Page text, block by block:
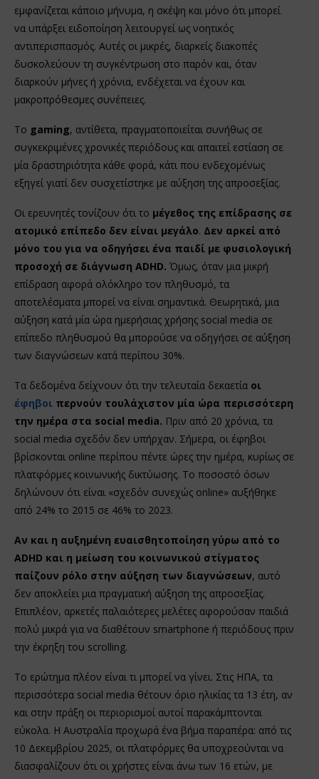
εμφανίζεται κάποιο μήνυμα, η σκέψη και μόνο ότι μπορεί
να υπάρξει ειδοποίηση λειτουργεί ως νοητικός
αντιπερισπασμός. Αυτές οι μικρές, διαρκείς διακοπές
δυσκολεύουν τη συγκέντρωση στο παρόν και, όταν
διαρκούν μήνες ή χρόνια, ενδέχεται να έχουν και
μακροπρόθεσμες συνέπειες.
Το gaming, αντίθετα, πραγματοποιείται συνήθως σε
συγκεκριμένες χρονικές περιόδους και απαιτεί εστίαση σε
μία δραστηριότητα κάθε φορά, κάτι που ενδεχομένως
εξηγεί γιατί δεν συσχετίστηκε με αύξηση της απροσεξίας.
Οι ερευνητές τονίζουν ότι το μέγεθος της επίδρασης σε
ατομικό επίπεδο δεν είναι μεγάλο. Δεν αρκεί από
μόνο του για να οδηγήσει ένα παιδί με φυσιολογική
προσοχή σε διάγνωση ADHD. Όμως, όταν μια μικρή
επίδραση αφορά ολόκληρο τον πληθυσμό, τα
αποτελέσματα μπορεί να είναι σημαντικά. Θεωρητικά, μια
αύξηση κατά μία ώρα ημερήσιας χρήσης social media σε
επίπεδο πληθυσμού θα μπορούσε να οδηγήσει σε αύξηση
των διαγνώσεων κατά περίπου 30%.
Τα δεδομένα δείχνουν ότι την τελευταία δεκαετία οι
έφηβοι περνούν τουλάχιστον μία ώρα περισσότερη
την ημέρα στα social media. Πριν από 20 χρόνια, τα
social media σχεδόν δεν υπήρχαν. Σήμερα, οι έφηβοι
βρίσκονται online περίπου πέντε ώρες την ημέρα, κυρίως σε
πλατφόρμες κοινωνικής δικτύωσης. Το ποσοστό όσων
δηλώνουν ότι είναι «σχεδόν συνεχώς online» αυξήθηκε
από 24% το 2015 σε 46% το 2023.
Αν και η αυξημένη ευαισθητοποίηση γύρω από το
ADHD και η μείωση του κοινωνικού στίγματος
παίζουν ρόλο στην αύξηση των διαγνώσεων, αυτό
δεν αποκλείει μια πραγματική αύξηση της απροσεξίας.
Επιπλέον, αρκετές παλαιότερες μελέτες αφορούσαν παιδιά
πολύ μικρά για να διαθέτουν smartphone ή περιόδους πριν
την έκρηξη του scrolling.
Το ερώτημα πλέον είναι τι μπορεί να γίνει. Στις ΗΠΑ, τα
περισσότερα social media θέτουν όριο ηλικίας τα 13 έτη, αν
και στην πράξη οι περιορισμοί αυτοί παρακάμπτονται
εύκολα. Η Αυστραλία προχωρά ένα βήμα παραπέρα: από τις
10 Δεκεμβρίου 2025, οι πλατφόρμες θα υποχρεούνται να
διασφαλίζουν ότι οι χρήστες είναι άνω των 16 ετών, με